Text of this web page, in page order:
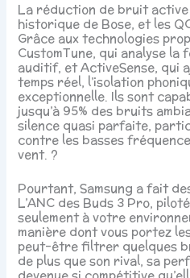
La réduction de bruit active
historique de Bose, et les
Grâce aux technologies
CustomTune, qui analyse
auditif, et ActiveSense, qui
temps réel, l’isolation
exceptionnelle. Ils sont
jusqu’à 95% des bruits
silence quasi parfaite,
contre les basses
vent. ?
Pourtant, Samsung a fait
L’ANC des Buds 3 Pro,
seulement à votre
manière dont vous portez
peut-être filtrer quelques
de plus que son rival, sa